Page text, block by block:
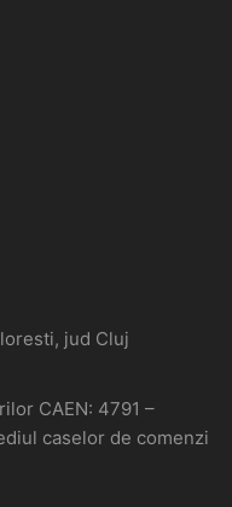
jud Cluj
CAEN: 4791 –
caselor de comenzi